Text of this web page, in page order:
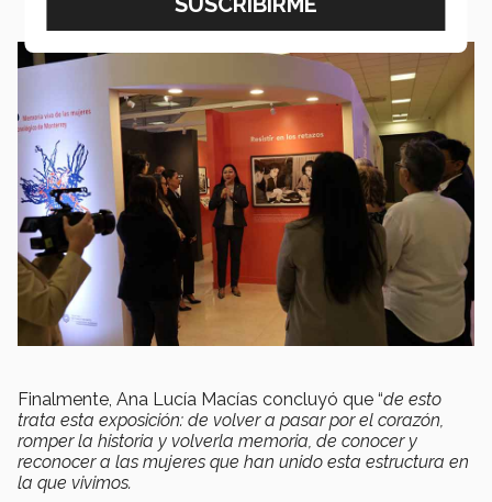
Finalmente, Ana Lucía Macías concluyó que “de esto
trata esta exposición: de volver a pasar por el corazón,
romper la historia y volverla memoria, de conocer y
reconocer a las mujeres que han unido esta estructura en
la que vivimos.